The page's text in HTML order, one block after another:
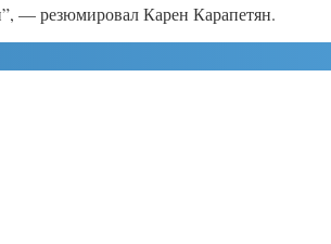
— резюмировал Карен Карапетян.